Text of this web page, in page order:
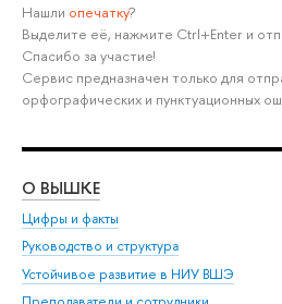
Нашли опечатку?
Выделите её, нажмите Ctrl+Enter и
Спасибо за участие!
Сервис предназначен только для
орфографических и пунктуационных
О ВЫШКЕ
Цифры и факты
Руководство и структура
Устойчивое развитие в НИУ ВШЭ